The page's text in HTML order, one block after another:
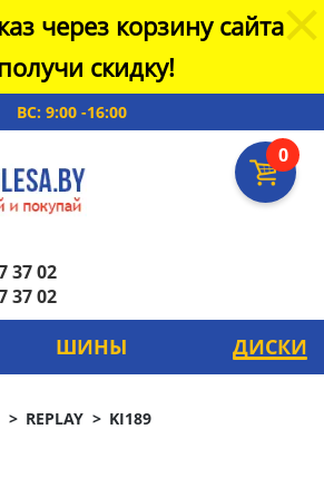
через корзину сайта
скидку!
ВС: 9:00 -16:00
0
37 02
37 02
ШИНЫ ДИСКИ
REPLAY KI189